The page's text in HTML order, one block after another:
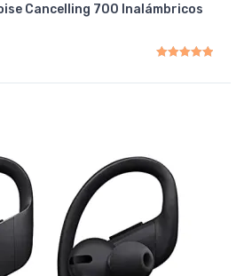
Cancelling 700 Inalámbricos